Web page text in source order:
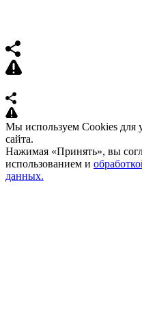
Мы используем Cookies для
сайта.
Нажимая «Принять», вы
использованием и
данных.